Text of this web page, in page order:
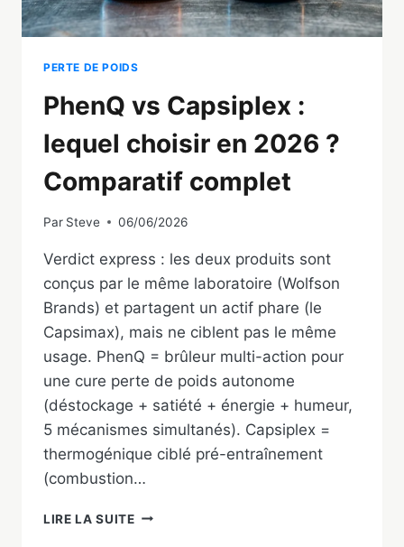
PERTE DE POIDS
PhenQ vs Capsiplex :
lequel choisir en 2026 ?
Comparatif complet
Par Steve 06/06/2026
Verdict express : les deux produits sont
conçus par le même laboratoire (Wolfson
Brands) et partagent un actif phare (le
Capsimax), mais ne ciblent pas le même
usage. PhenQ = brûleur multi-action pour
une cure perte de poids autonome
(déstockage + satiété + énergie + humeur,
5 mécanismes simultanés). Capsiplex =
thermogénique ciblé pré-entraînement
(combustion…
LIRE LA SUITEPHENQ